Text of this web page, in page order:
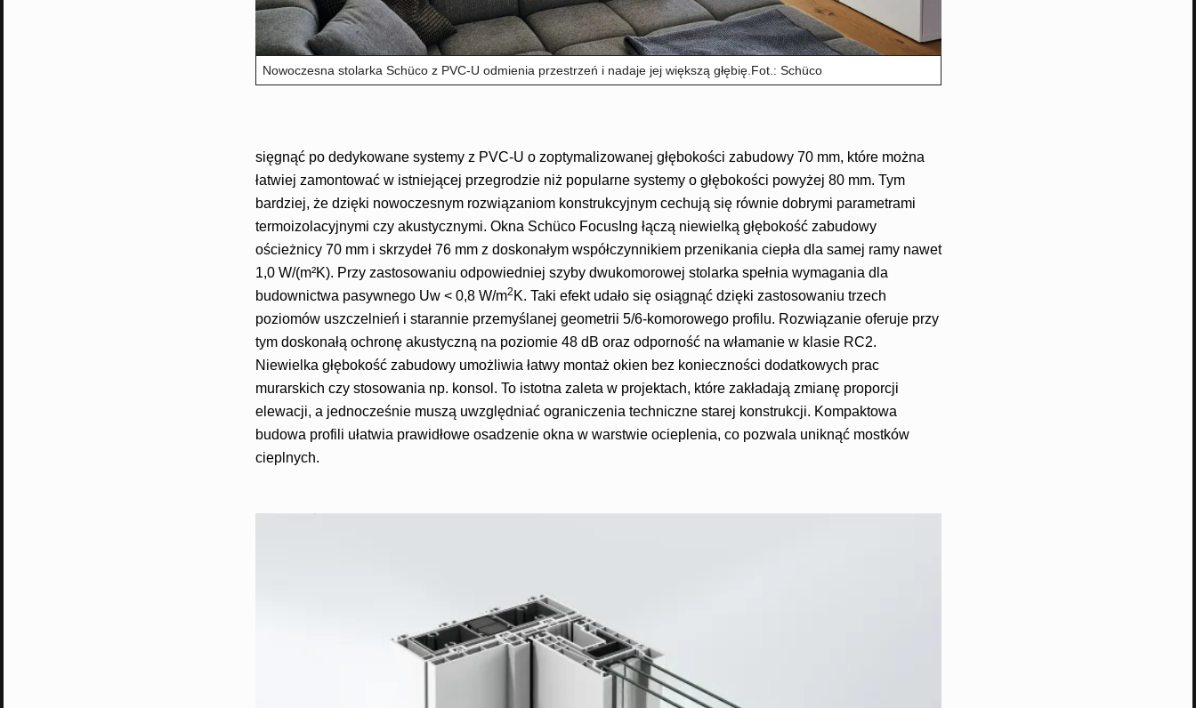
Nowoczesna stolarka Schüco z PVC-U odmienia przestrzeń i nadaje jej większą głębię.Fot.: Schüco
sięgnąć po dedykowane systemy z PVC‑U o zoptymalizowanej głębokości zabudowy 70 mm, które można
łatwiej zamontować w istniejącej przegrodzie niż popularne systemy o głębokości powyżej 80 mm. Tym
bardziej, że dzięki nowoczesnym rozwiązaniom konstrukcyjnym cechują się równie dobrymi parametrami
termoizolacyjnymi czy akustycznymi. Okna Schüco FocusIng łączą niewielką głębokość zabudowy
ościeżnicy 70 mm i skrzydeł 76 mm z doskonałym współczynnikiem przenikania ciepła dla samej ramy nawet
1,0 W/(m²K). Przy zastosowaniu odpowiedniej szyby dwukomorowej stolarka spełnia wymagania dla
budownictwa pasywnego Uw < 0,8 W/m2 K. Taki efekt udało się osiągnąć dzięki zastosowaniu trzech
poziomów uszczelnień i starannie przemyślanej geometrii 5/6-komorowego profilu. Rozwiązanie oferuje przy
tym doskonałą ochronę akustyczną na poziomie 48 dB oraz odporność na włamanie w klasie RC2.
Niewielka głębokość zabudowy umożliwia łatwy montaż okien bez konieczności dodatkowych prac
murarskich czy stosowania np. konsol. To istotna zaleta w projektach, które zakładają zmianę proporcji
elewacji, a jednocześnie muszą uwzględniać ograniczenia techniczne starej konstrukcji. Kompaktowa
budowa profili ułatwia prawidłowe osadzenie okna w warstwie ocieplenia, co pozwala uniknąć mostków
cieplnych.